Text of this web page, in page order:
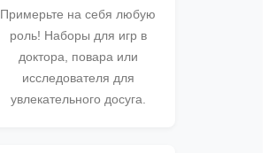
Примерьте на себя любую
роль! Наборы для игр в
доктора, повара или
исследователя для
увлекательного досуга.